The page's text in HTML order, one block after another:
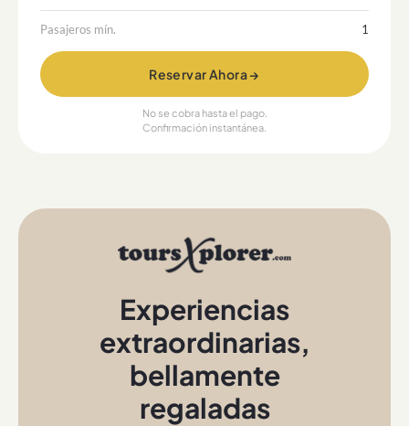
Pasajeros mín. 1
Reservar Ahora →
No se cobra hasta el pago.
Confirmación instantánea.
Experiencias
extraordinarias,
bellamente
regaladas